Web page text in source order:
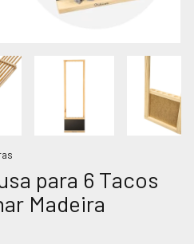
para 6 Tacos
Madeira